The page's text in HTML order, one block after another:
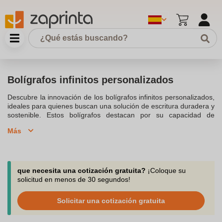
Bolígrafos infinitos personalizados
Descubre la innovación de los bolígrafos infinitos personalizados,
ideales para quienes buscan una solución de escritura duradera y
sostenible. Estos bolígrafos destacan por su capacidad de
respetuosa con el medio ambiente al reducir las emisiones
naturales, incluyendo opciones de bambú y aleación de metales,
lo que asegura su durabilidad. Además, estos bolígrafos ofrecen
una experiencia de escritura suave y uniforme, similar a la de un
tiempo sin desgastarse.La personalización es clave en estos
bolígrafos eternos personalizados. Podemos personalizar cada
bolígrafo con el logotipo a imprimir de tu empresa, convirtiéndolos
Más
que necesita una cotización gratuita? ¡Coloque su
solicitud en menos de 30 segundos!
Solicitar una cotización gratuita